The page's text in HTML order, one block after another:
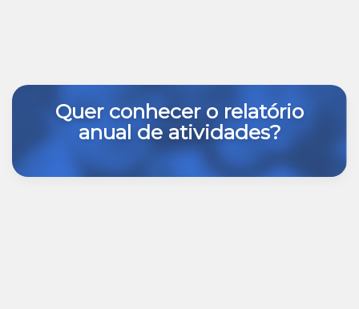
Quer conhecer o relatório
anual de atividades?